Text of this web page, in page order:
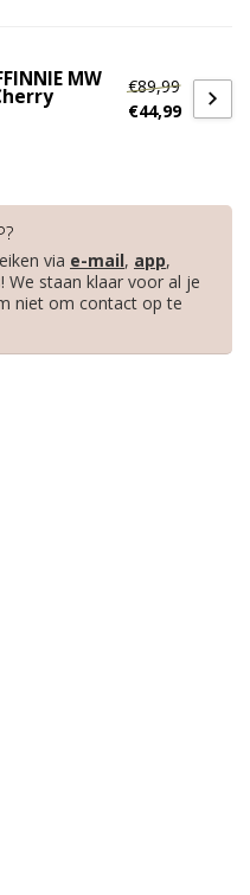
MW
€89,99
€44,99
via e-mail, app,
We staan klaar voor al je
niet om contact op te